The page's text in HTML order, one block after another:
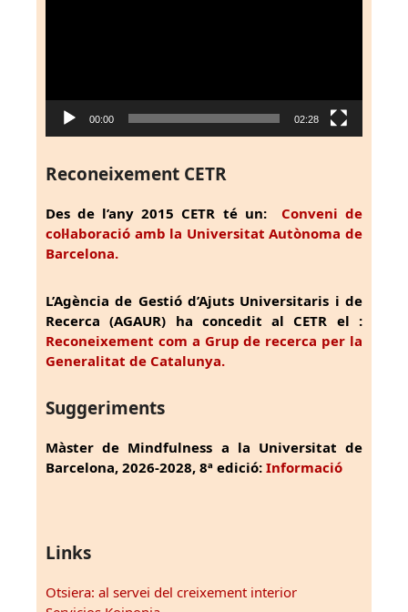
00:00 02:28
Reconeixement CETR
Des de l’any 2015 CETR té un: Conveni de
col·laboració amb la Universitat Autònoma de
Barcelona.
L’Agència de Gestió d’Ajuts Universitaris i de
Recerca (AGAUR) ha concedit al CETR el :
Reconeixement com a Grup de recerca per la
Generalitat de Catalunya.
Suggeriments
Màster de Mindfulness a la Universitat de
Barcelona, 2026-2028, 8ª edició: Informació
Links
Otsiera: al servei del creixement interior